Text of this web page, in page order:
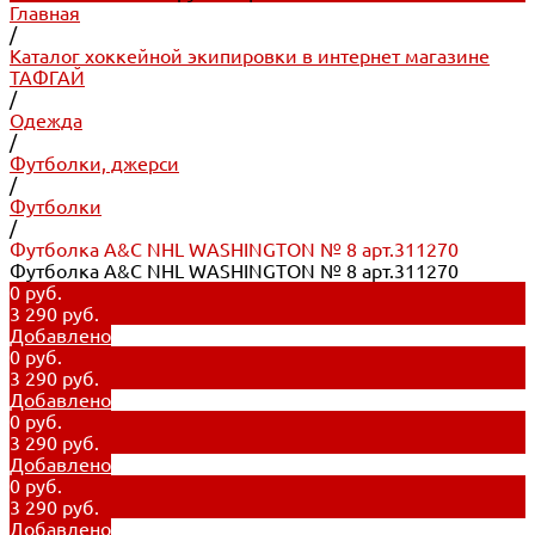
Главная
/
Каталог хоккейной экипировки в интернет магазине
ТАФГАЙ
/
Одежда
/
Футболки, джерси
/
Футболки
/
Футболка A&C NHL WASHINGTON № 8 арт.311270
Футболка A&C NHL WASHINGTON № 8 арт.311270
0 руб.
3 290 руб.
Добавлено
0 руб.
3 290 руб.
Добавлено
0 руб.
3 290 руб.
Добавлено
0 руб.
3 290 руб.
Добавлено